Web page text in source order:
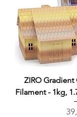
ZIRO
Filament - 1kg,